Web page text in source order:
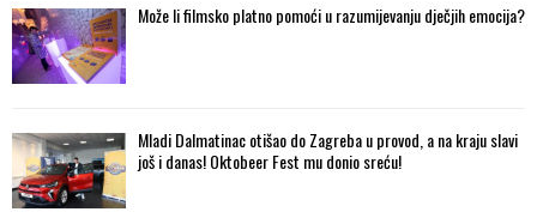
Može li filmsko platno pomoći u razumijevanju dječjih emocija?
Mladi Dalmatinac otišao do Zagreba u provod, a na kraju slavi
još i danas! Oktobeer Fest mu donio sreću!